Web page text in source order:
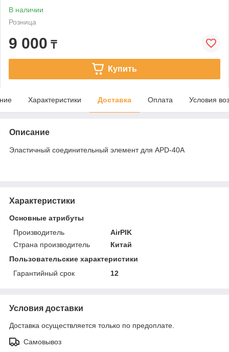
В наличии
Розница
9 000 ₸
Купить
Характеристики Доставка Оплата Условия
Описание
Эластичный соединительный элемент для APD-40A
Характеристики
Основные атрибуты
Производитель
AirPIK
Страна производитель
Китай
Пользовательские характеристики
Гарантийный срок
12
Условия доставки
Доставка осуществляется только по предоплате.
Самовывоз